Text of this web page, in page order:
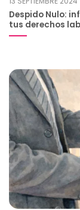
Despido Nulo:
tus derechos